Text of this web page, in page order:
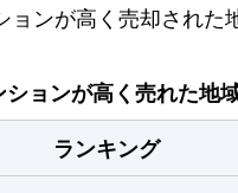
ョンが高く売却された
ョンが高く売れた地
ランキング